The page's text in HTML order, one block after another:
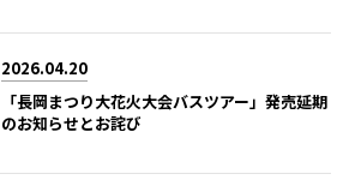
2026.04.20
「長岡まつり大花火大会バスツアー」発売延期
のお知らせとお詫び